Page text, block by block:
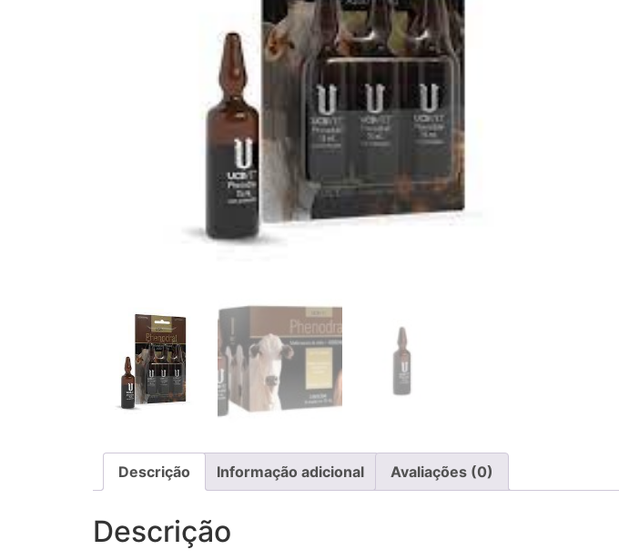
Descrição Informação adicional Avaliações (0)
Descrição